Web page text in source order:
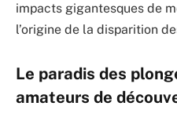
impacts gigantesques de
l’origine de la disparition
Le paradis des
amateurs de